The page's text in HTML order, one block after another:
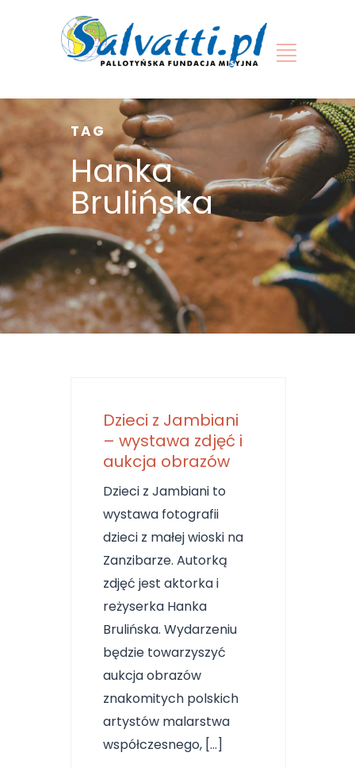
TAG
Hanka
Brulińska
Dzieci z Jambiani
– wystawa zdjęć i
aukcja obrazów
Dzieci z Jambiani to
wystawa fotografii
dzieci z małej wioski na
Zanzibarze. Autorką
zdjęć jest aktorka i
reżyserka Hanka
Brulińska. Wydarzeniu
będzie towarzyszyć
aukcja obrazów
znakomitych polskich
artystów malarstwa
współczesnego, […]